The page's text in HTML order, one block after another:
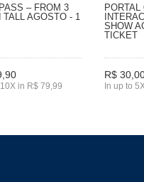
– FROM 3
TALL AGOSTO - 1
10X in R$ 79,99
SHOW
TICKET
R$
In up to